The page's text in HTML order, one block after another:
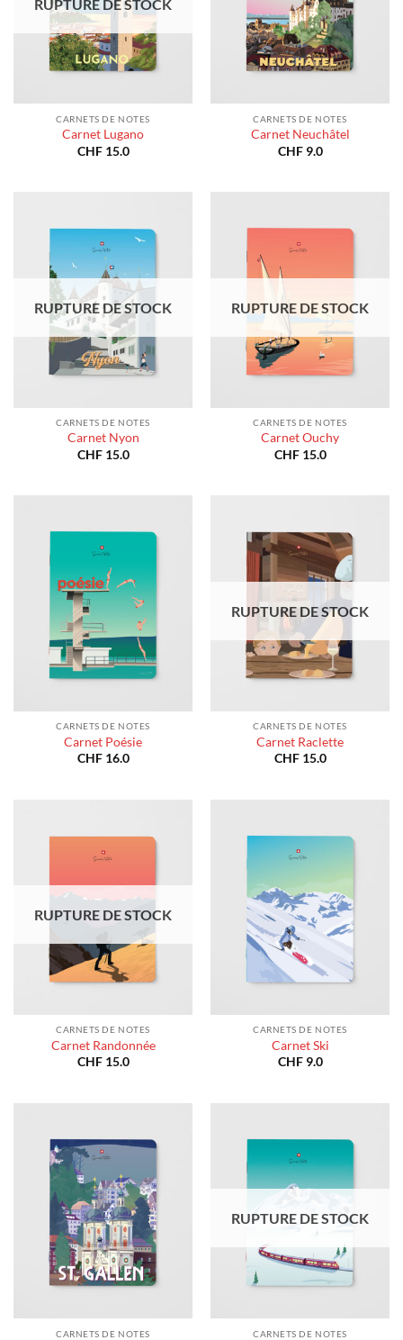
RUPTURE DE STOCK
CARNETS DE NOTES
Carnet Lugano
CHF15.0
CARNETS DE NOTES
Carnet Neuchâtel
CHF9.0
RUPTURE DE STOCK
CARNETS DE NOTES
Carnet Nyon
CHF15.0
RUPTURE DE STOCK
CARNETS DE NOTES
Carnet Ouchy
CHF15.0
CARNETS DE NOTES
Carnet Poésie
CHF16.0
RUPTURE DE STOCK
CARNETS DE NOTES
Carnet Raclette
CHF15.0
RUPTURE DE STOCK
CARNETS DE NOTES
Carnet Randonnée
CHF15.0
CARNETS DE NOTES
Carnet Ski
CHF9.0
CARNETS DE NOTES
RUPTURE DE STOCK
CARNETS DE NOTES